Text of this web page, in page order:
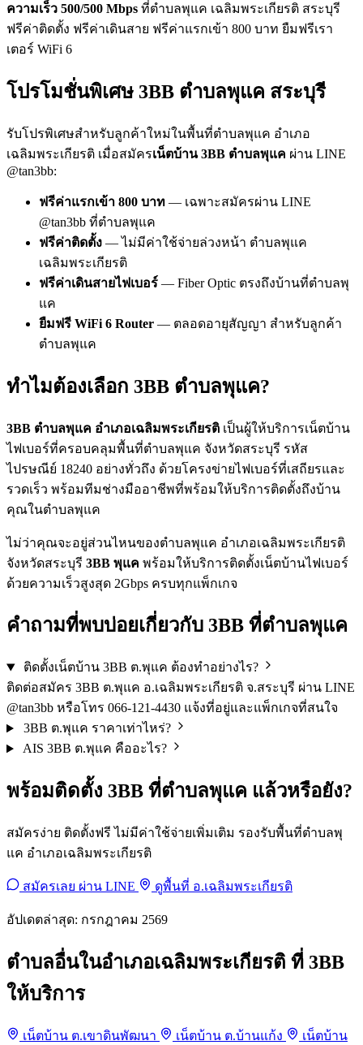
ความเร็ว 500/500 Mbps ที่ตำบลพุแค เฉลิมพระเกียรติ สระบุรี
ฟรีค่าติดตั้ง ฟรีค่าเดินสาย ฟรีค่าแรกเข้า 800 บาท ยืมฟรีเรา
เตอร์ WiFi 6
โปรโมชั่นพิเศษ 3BB ตำบลพุแค สระบุรี
รับโปรพิเศษสำหรับลูกค้าใหม่ในพื้นที่ตำบลพุแค อำเภอ
เฉลิมพระเกียรติ เมื่อสมัครเน็ตบ้าน 3BB ตำบลพุแค ผ่าน LINE
@tan3bb:
ฟรีค่าแรกเข้า 800 บาท — เฉพาะสมัครผ่าน LINE
@tan3bb ที่ตำบลพุแค
ฟรีค่าติดตั้ง — ไม่มีค่าใช้จ่ายล่วงหน้า ตำบลพุแค
เฉลิมพระเกียรติ
ฟรีค่าเดินสายไฟเบอร์ — Fiber Optic ตรงถึงบ้านที่ตำบลพุ
แค
ยืมฟรี WiFi 6 Router — ตลอดอายุสัญญา สำหรับลูกค้า
ตำบลพุแค
ทำไมต้องเลือก 3BB ตำบลพุแค?
3BB ตำบลพุแค อำเภอเฉลิมพระเกียรติ เป็นผู้ให้บริการเน็ตบ้าน
ไฟเบอร์ที่ครอบคลุมพื้นที่ตำบลพุแค จังหวัดสระบุรี รหัส
ไปรษณีย์ 18240 อย่างทั่วถึง ด้วยโครงข่ายไฟเบอร์ที่เสถียรและ
รวดเร็ว พร้อมทีมช่างมืออาชีพที่พร้อมให้บริการติดตั้งถึงบ้าน
คุณในตำบลพุแค
ไม่ว่าคุณจะอยู่ส่วนไหนของตำบลพุแค อำเภอเฉลิมพระเกียรติ
จังหวัดสระบุรี 3BB พุแค พร้อมให้บริการติดตั้งเน็ตบ้านไฟเบอร์
ด้วยความเร็วสูงสุด 2Gbps ครบทุกแพ็กเกจ
คำถามที่พบบ่อยเกี่ยวกับ 3BB ที่ตำบลพุแค
ติดตั้งเน็ตบ้าน 3BB ต.พุแค ต้องทำอย่างไร?
ติดต่อสมัคร 3BB ต.พุแค อ.เฉลิมพระเกียรติ จ.สระบุรี ผ่าน LINE
@tan3bb หรือโทร 066-121-4430 แจ้งที่อยู่และแพ็กเกจที่สนใจ
3BB ต.พุแค ราคาเท่าไหร่?
AIS 3BB ต.พุแค คืออะไร?
พร้อมติดตั้ง 3BB ที่ตำบลพุแค แล้วหรือยัง?
สมัครง่าย ติดตั้งฟรี ไม่มีค่าใช้จ่ายเพิ่มเติม รองรับพื้นที่ตำบลพุ
แค อำเภอเฉลิมพระเกียรติ
สมัครเลย ผ่าน LINE ดูพื้นที่ อ.เฉลิมพระเกียรติ
อัปเดตล่าสุด: กรกฎาคม 2569
ตำบลอื่นในอำเภอเฉลิมพระเกียรติ ที่ 3BB
ให้บริการ
เน็ตบ้าน ต.เขาดินพัฒนา เน็ตบ้าน ต.บ้านแก้ง เน็ตบ้าน